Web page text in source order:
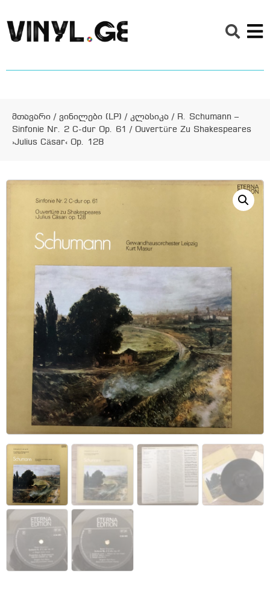
მთავარი / ვინილები (LP) / კლასიკა / R. Schumann –
Sinfonie Nr. 2 C-dur Op. 61 / Ouvertüre Zu Shakespeares
›Julius Cäsar‹ Op. 128